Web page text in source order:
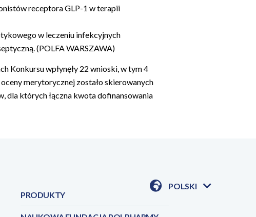
receptora GLP-1 w terapii
w leczeniu infekcyjnych
(POLFA WARSZAWA)
Konkursu wpłynęły 22 wnioski, w tym 4
merytorycznej zostało skierowanych
dla których łączna kwota dofinansowania
POLSKI
PRODUKTY